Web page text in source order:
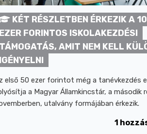
KÉT RÉSZLETBEN ÉRKEZIK A
FORINTOS ISKOLAKEZDÉSI
AMIT NEM KELL
első 50 ezer forintot még a tanévkezdés
a Magyar Államkincstár, a második
utalvány formájában érkezik.
1